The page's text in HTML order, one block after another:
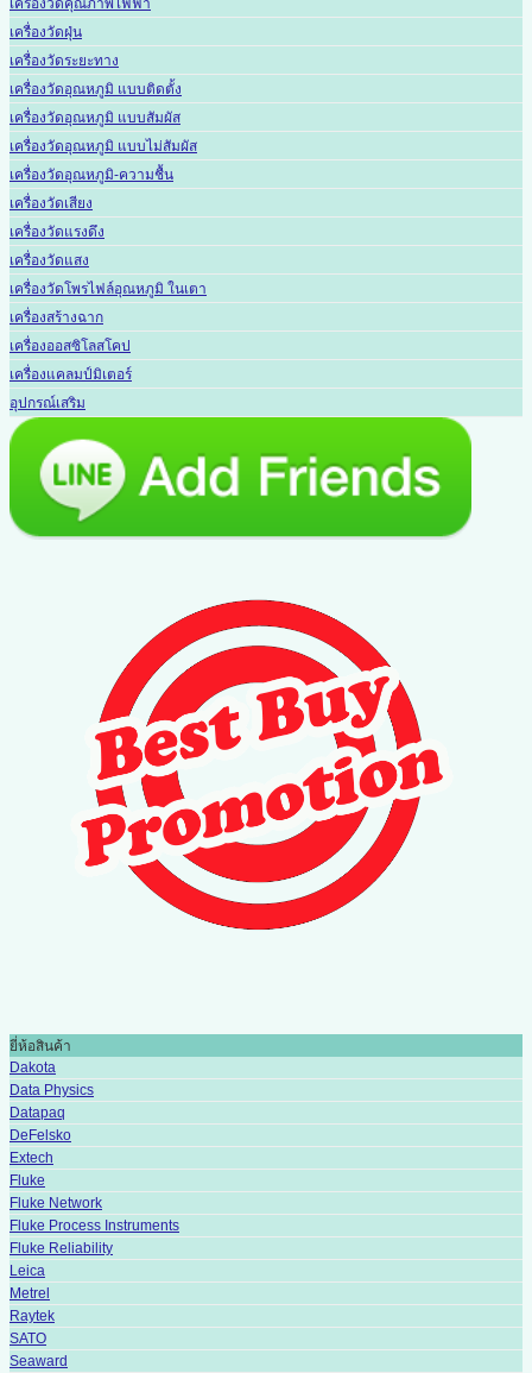
เครื่องวัดคุณภาพไฟฟ้า
เครื่องวัดฝุ่น
เครื่องวัดระยะทาง
เครื่องวัดอุณหภูมิ แบบติดตั้ง
เครื่องวัดอุณหภูมิ แบบสัมผัส
เครื่องวัดอุณหภูมิ แบบไม่สัมผัส
เครื่องวัดอุณหภูมิ-ความชื้น
เครื่องวัดเสียง
เครื่องวัดแรงดึง
เครื่องวัดแสง
เครื่องวัดโพรไฟล์อุณหภูมิ ในเตา
เครื่องสร้างฉาก
เครื่องออสซิโลสโคป
เครื่องแคลมป์มิเตอร์
อุปกรณ์เสริม
ยี่ห้อสินค้า
Dakota
Data Physics
Datapaq
DeFelsko
Extech
Fluke
Fluke Network
Fluke Process Instruments
Fluke Reliability
Leica
Metrel
Raytek
SATO
Seaward